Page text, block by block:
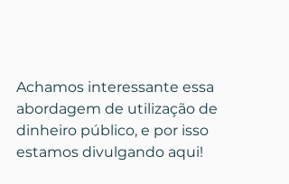
Achamos interessante essa
abordagem de utilização de
dinheiro público, e por isso
estamos divulgando aqui!